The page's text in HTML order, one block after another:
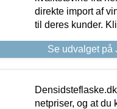
direkte import af
til deres kunder.
Se udvalget på
netpriser, og at du